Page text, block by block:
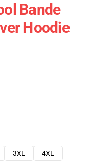
Bande
Hoodie
3XL
4XL